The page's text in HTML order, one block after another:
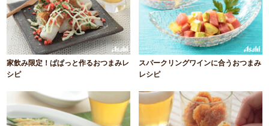
家飲み限定！ぱぱっと作るおつまみレ
シピ
スパークリングワインに合うおつまみ
レシピ